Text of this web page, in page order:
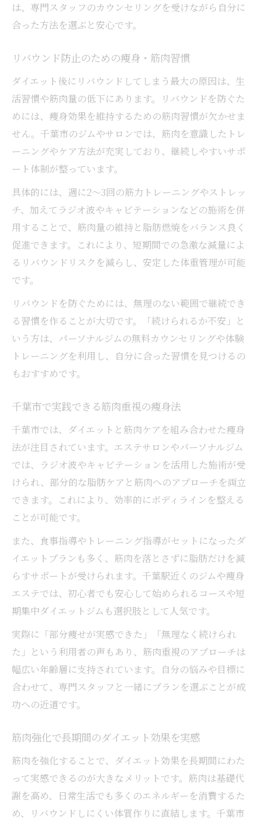
は、専門スタッフのカウンセリングを受けながら自分に
合った方法を選ぶと安心です。
リバウンド防止のための痩身・筋肉習慣
ダイエット後にリバウンドしてしまう最大の原因は、生
活習慣や筋肉量の低下にあります。リバウンドを防ぐた
めには、痩身効果を維持するための筋肉習慣が欠かせま
せん。千葉市のジムやサロンでは、筋肉を意識したトレ
ーニングやケア方法が充実しており、継続しやすいサポ
ート体制が整っています。
具体的には、週に2〜3回の筋力トレーニングやストレッ
チ、加えてラジオ波やキャビテーションなどの施術を併
用することで、筋肉量の維持と脂肪燃焼をバランス良く
促進できます。これにより、短期間での急激な減量によ
るリバウンドリスクを減らし、安定した体重管理が可能
です。
リバウンドを防ぐためには、無理のない範囲で継続でき
る習慣を作ることが大切です。「続けられるか不安」と
いう方は、パーソナルジムの無料カウンセリングや体験
トレーニングを利用し、自分に合った習慣を見つけるの
もおすすめです。
千葉市で実践できる筋肉重視の痩身法
千葉市では、ダイエットと筋肉ケアを組み合わせた痩身
法が注目されています。エステサロンやパーソナルジム
では、ラジオ波やキャビテーションを活用した施術が受
けられ、部分的な脂肪ケアと筋肉へのアプローチを両立
できます。これにより、効率的にボディラインを整える
ことが可能です。
また、食事指導やトレーニング指導がセットになったダ
イエットプランも多く、筋肉を落とさずに脂肪だけを減
らすサポートが受けられます。千葉駅近くのジムや痩身
エステでは、初心者でも安心して始められるコースや短
期集中ダイエットジムも選択肢として人気です。
実際に「部分痩せが実感できた」「無理なく続けられ
た」という利用者の声もあり、筋肉重視のアプローチは
幅広い年齢層に支持されています。自分の悩みや目標に
合わせて、専門スタッフと一緒にプランを選ぶことが成
功への近道です。
筋肉強化で長期間のダイエット効果を実感
筋肉を強化することで、ダイエット効果を長期間にわた
って実感できるのが大きなメリットです。筋肉は基礎代
謝を高め、日常生活でも多くのエネルギーを消費するた
め、リバウンドしにくい体質作りに直結します。千葉市